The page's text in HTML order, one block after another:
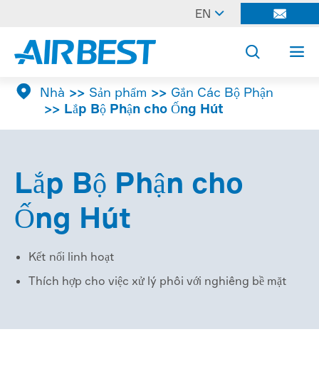
EN  
 
 Nhà Sản phẩm
Gắn Các Bộ Phận
Lắp Bộ Phận cho Ống Hút
Lắp Bộ Phận cho
Ống Hút
Kết nối linh hoạt
Thích hợp cho việc xử lý phôi với nghiêng bề mặt